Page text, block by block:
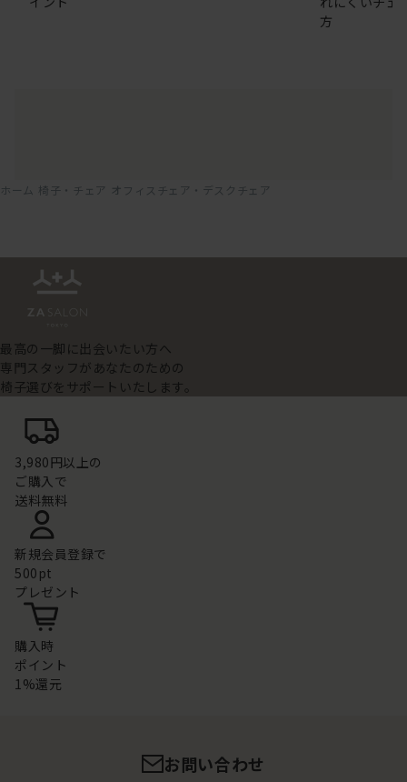
方
ホーム 椅子・チェア オフィスチェア・デスクチェア
最高の一脚に出会いたい方へ
専門スタッフがあなたのための
椅子選びをサポートいたします。
3,980円以上の
ご購入で
送料無料
新規会員登録で
500pt
プレゼント
購入時
ポイント
1%還元
お問い合わせ